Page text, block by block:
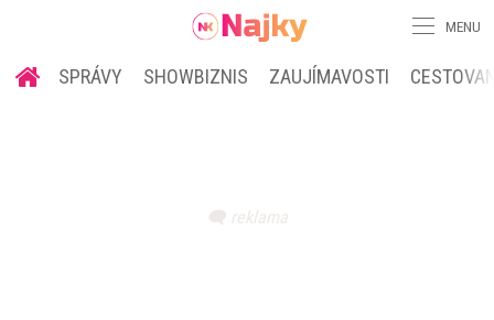
MENU
SPRÁVY SHOWBIZNIS ZAUJÍMAVOSTI